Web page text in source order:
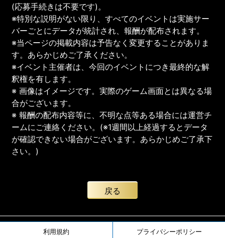
(応募手続きは不要です)。
※特別な説明がない限り、すべてのイベントは実施サー
バーごとにデータが統計され、報酬が配布されます。
※当ページの掲載内容は予告なく変更することがありま
す。あらかじめご了承ください。
※イベント主催者は、今回のイベントにつき最終的な解
釈権を有します。
※ 画像はイメージです。実際のゲーム画面とは異なる場
合がございます。
※ 報酬の配布内容等に、不明な点等ある場合には運営チ
ームにご連絡ください。(※1週間以上経過するとデータ
が確認できない場合がございます。あらかじめご了承下
さい。)
戻る
利用規約 プライバシーポリシー